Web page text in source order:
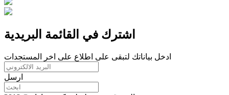
اشترك في القائمة البريدية
ادخل بياناتك لتبقى على اطلاع على اخر المستجدات
ارسل